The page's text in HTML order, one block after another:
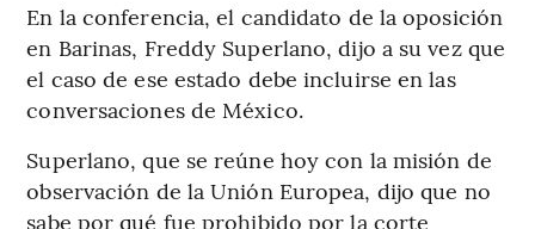
En la conferencia, el candidato de la oposición
en Barinas, Freddy Superlano, dijo a su vez que
el caso de ese estado debe incluirse en las
conversaciones de México.
Superlano, que se reúne hoy con la misión de
observación de la Unión Europea, dijo que no
sabe por qué fue prohibido por la corte